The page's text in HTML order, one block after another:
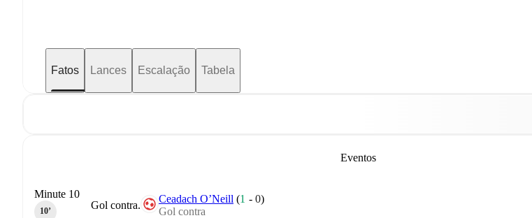
Fatos Lances Escalação Tabela
Eventos
Gol contra.
Ceadach O’Neill (1 -0)
Gol contra
Minute 10
10‎’‎